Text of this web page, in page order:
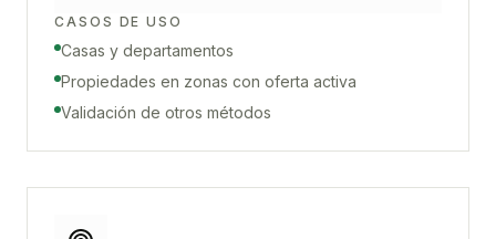
CASOS DE USO
Casas y departamentos
Propiedades en zonas con oferta activa
Validación de otros métodos